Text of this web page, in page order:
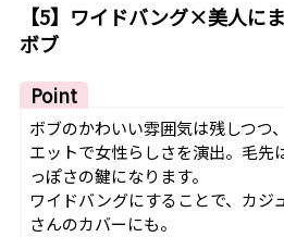
【5】ワイドバング×美人に
ボブ
Point
ボブのかわいい雰囲気は残しつつ
エットで女性らしさを演出。毛先
っぽさの鍵になります。
ワイドバングにすることで、カジ
さんのカバーにも。